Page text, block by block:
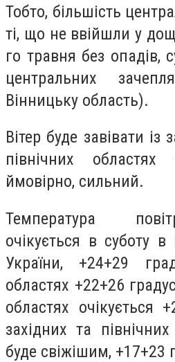
Тобто, більшість
ті, що не ввійшли у
го травня без опадів,
центральних
Вінницьку область).
Вітер буде завівати із
північних
ймовірно, сильний.
Температура
очікується в суботу в
України, +24+29
областях +22+26
областях очікується
західних та
буде свіжішим, +17+23